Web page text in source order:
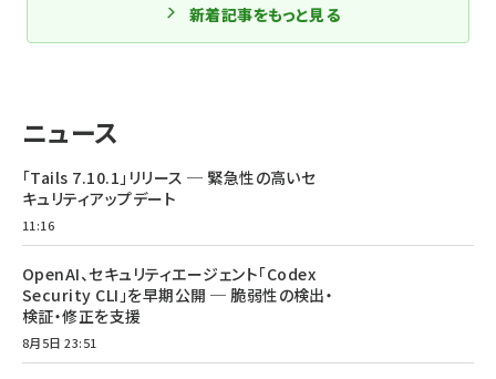
新着記事をもっと見る
ニュース
「Tails 7.10.1」リリース ─ 緊急性の高いセ
キュリティアップデート
11:16
OpenAI、セキュリティエージェント「Codex
Security CLI」を早期公開 ─ 脆弱性の検出・
検証・修正を支援
8月5日 23:51